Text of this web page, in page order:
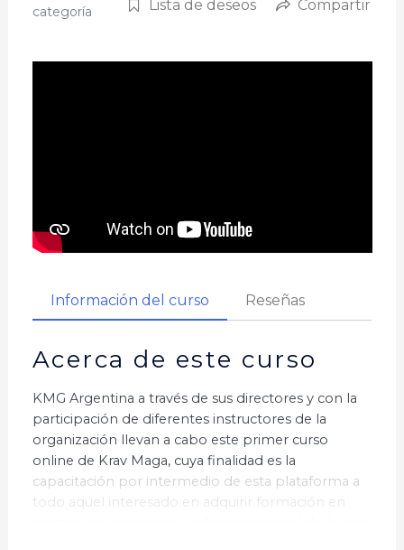
categoría
Lista de deseos Compartir
Información del curso Reseñas
Acerca de este curso
KMG Argentina a través de sus directores y con la
participación de diferentes instructores de la
organización llevan a cabo este primer curso
online de Krav Maga, cuya finalidad es la
capacitación por intermedio de esta plataforma a
todo aquel interesado en adquirir formación en